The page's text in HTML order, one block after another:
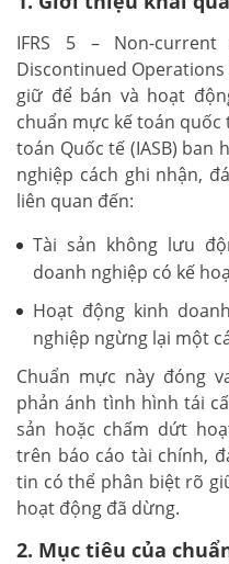
IFRS 5 – Non-
Discontinued
giữ để bán và hoạt
chuẩn mực kế toán quốc
toán Quốc tế (IASB) ban
nghiệp cách ghi nhận,
liên quan đến:
Tài sản không lưu
doanh nghiệp có kế
Hoạt động kinh
nghiệp ngừng lại một
Chuẩn mực này đóng
phản ánh tình hình tái
sản hoặc chấm dứt
trên báo cáo tài chính,
tin có thể phân biệt rõ
hoạt động đã dừng.
2. Mục tiêu của